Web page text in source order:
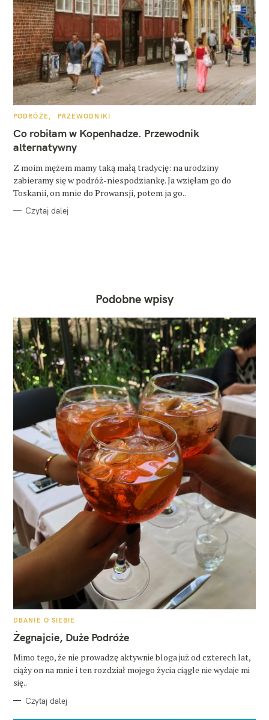
K
T
E
G
O
I
E
PODRÓŻE PRZEWODNIKI
Co robiłam w Kopenhadze. Przewodnik
alternatywny
Z moim mężem mamy taką małą tradycję: na urodziny
zabieramy się w podróż-niespodziankę. Ja wzięłam go do
Toskanii, on mnie do Prowansji, potem ja go..
Czytaj dalej
Podobne wpisy
K
T
E
O
R
I
DBANIE O SIEBIE
Żegnajcie, Duże Podróże
Mimo tego, że nie prowadzę aktywnie bloga już od czterech lat,
ciąży on na mnie i ten rozdział mojego życia ciągle nie wydaje mi
się..
Czytaj dalej